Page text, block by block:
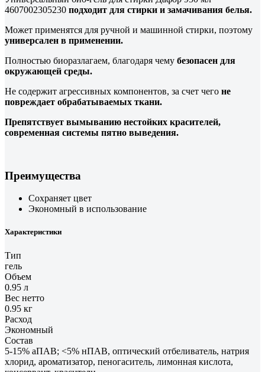
4607002305230 подходит для стирки и замачивания белья.
Может применятся для ручной и машинной стирки, поэтому
универсален в применении.
Полностью биоразлагаем, благодаря чему безопасен для
окружающей среды.
Не содержит агрессивных компонентов, за счет чего не
повреждает обрабатываемых ткани.
Препятствует вымыванию нестойких красителей,
современная системы пятно выведения.
Преимущества
Сохраняет цвет
Экономный в использование
Характеристики
Тип
гель
Объем
0.95 л
Вес нетто
0.95 кг
Расход
Экономный
Состав
5-15% аПАВ; <5% нПАВ, оптический отбеливатель, натрия
хлорид, ароматизатор, пеногаситель, лимонная кислота,